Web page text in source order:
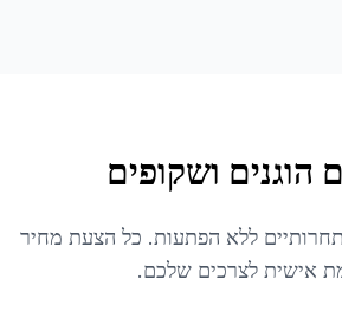
הוגנים ושקופים
ללא הפתעות. כל הצעת מחיר
אישית לצרכים שלכם.